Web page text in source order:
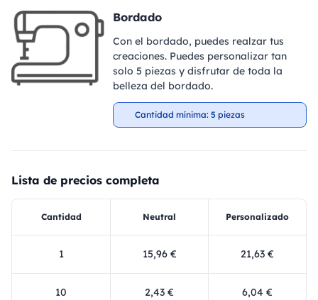
Bordado
Con el bordado, puedes realzar tus
creaciones. Puedes personalizar tan
solo 5 piezas y disfrutar de toda la
belleza del bordado.
Cantidad mínima: 5 piezas
Lista de precios completa
Cantidad Neutral Personalizado
1 15,96 € 21,63 €
10 2,43 € 6,04 €